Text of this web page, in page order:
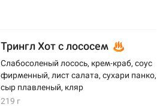
Трингл Хот с лососем
Слабосоленый лосось, крем-краб, соус
фирменный, лист салата, сухари панко,
сыр плавленый, кляр
219 г